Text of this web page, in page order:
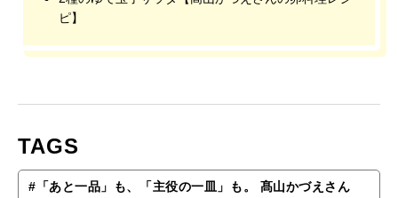
ピ】
TAGS
# 「あと一品」も、「主役の一皿」も。 髙山かづえさん